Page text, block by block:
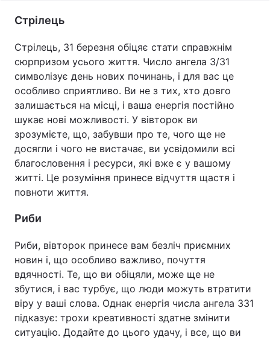
Стрілець
Стрілець, 31 березня обіцяє стати справжнім
сюрпризом усього життя. Число ангела 3/31
символізує день нових починань, і для вас це
особливо сприятливо. Ви не з тих, хто довго
залишається на місці, і ваша енергія постійно
шукає нові можливості. У вівторок ви
зрозумієте, що, забувши про те, чого ще не
досягли і чого не вистачає, ви усвідомили всі
благословення і ресурси, які вже є у вашому
житті. Це розуміння принесе відчуття щастя і
повноти життя.
Риби
Риби, вівторок принесе вам безліч приємних
новин і, що особливо важливо, почуття
вдячності. Те, що ви обіцяли, може ще не
збутися, і вас турбує, що люди можуть втратити
віру у ваші слова. Однак енергія числа ангела 331
підказує: трохи креативності здатне змінити
ситуацію. Додайте до цього удачу, і все, що ви